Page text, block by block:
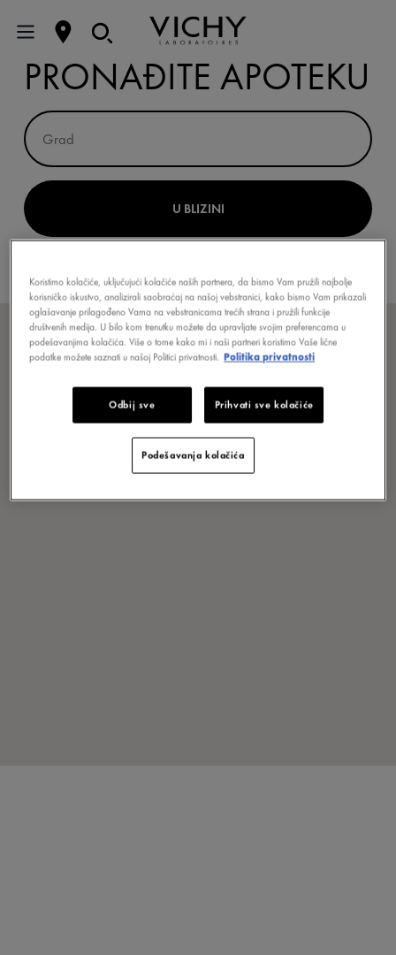
PRONAĐITE APOTEKU
U BLIZINI
FILTRIRAJ PO PROMOCIJI
Koristimo kolačiće, uključujući kolačiće naših partnera, da bismo Vam pružili najbolje
korisničko iskustvo, analizirali saobraćaj na našoj vebstranici, kako bismo Vam prikazali
oglašavanje prilagođeno Vama na vebstranicama trećih strana i pružili funkcije
društvenih medija. U bilo kom trenutku možete da upravljate svojim preferencama u
podešavanjima kolačića. Više o tome kako mi i naši partneri koristimo Vaše lične
podatke možete saznati u našoj Politici privatnosti. Politika privatnosti
Odbij sve Prihvati sve kolačiće
Podešavanja kolačića